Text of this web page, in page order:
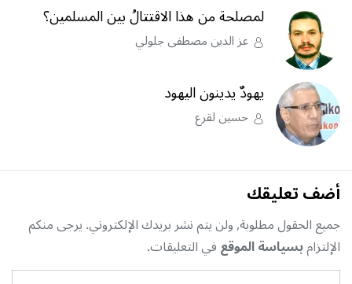
لمصلحة من هذا الاقتتالُ بين المسلمين؟
عز الدين مصطفى جلولي
يهودٌ يدينون اليهود
حسين لقرع
أضف تعليقك
جميع الحقول مطلوبة, ولن يتم نشر بريدك الإلكتروني. يرجى منكم
الإلتزامبسياسة الموقعفي التعليقات.